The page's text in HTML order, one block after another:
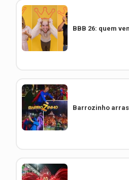
BBB 26: quem
Barrozinho